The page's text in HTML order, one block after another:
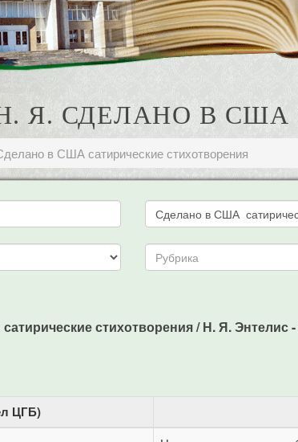
Я. СДЕЛАНО В
в США сатирические стихотворения
стихотворения / Н. Я. Энтелис
ЦГБ)